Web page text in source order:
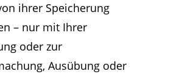
ihrer Speicherung
– nur mit Ihrer
oder zur
Ausübung oder